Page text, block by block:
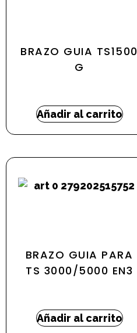
BRAZO GUIA TS1500
G
Añadir al carrito
BRAZO GUIA PARA
TS 3000/5000 EN3
Añadir al carrito